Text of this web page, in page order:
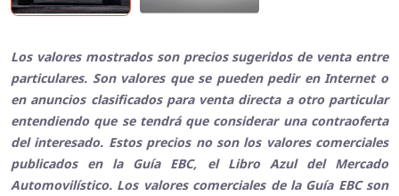
Los valores mostrados son precios sugeridos de venta entre
particulares. Son valores que se pueden pedir en Internet o
en anuncios clasificados para venta directa a otro particular
entendiendo que se tendrá que considerar una contraoferta
del interesado. Estos precios no son los valores comerciales
publicados en la Guía EBC, el Libro Azul del Mercado
Automovilístico. Los valores comerciales de la Guía EBC son